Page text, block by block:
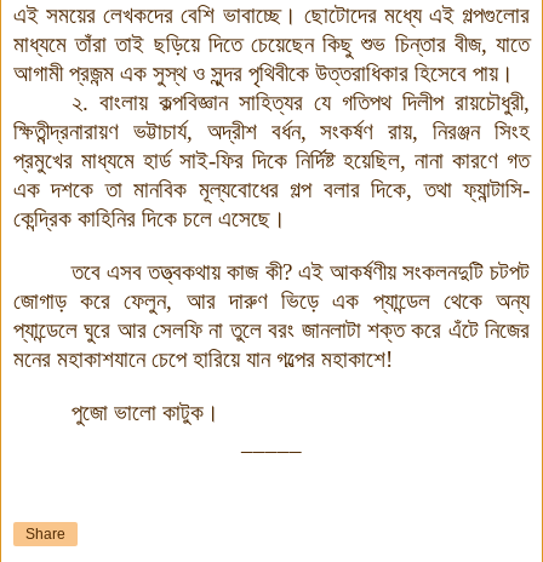
এই সময়ের লেখকদের বেশি ভাবাচ্ছে। ছোটোদের মধ্যে এই গল্পগুলোর
মাধ্যমে তাঁরা তাই ছড়িয়ে দিতে চেয়েছেন কিছু শুভ চিন্তার বীজ, যাতে
আগামী প্রজন্ম এক সুস্থ ও সুন্দর পৃথিবীকে উত্তরাধিকার হিসেবে পায়।
২. বাংলায় কল্পবিজ্ঞান সাহিত্যর যে গতিপথ দিলীপ রায়চৌধুরী,
ক্ষিতীন্দ্রনারায়ণ ভট্টাচার্য, অদ্রীশ বর্ধন, সংকর্ষণ রায়, নিরঞ্জন সিংহ
প্রমুখের মাধ্যমে হার্ড সাই-ফির দিকে নির্দিষ্ট হয়েছিল, নানা কারণে গত
এক দশকে তা মানবিক মূল্যবোধের গল্প বলার দিকে, তথা ফ্যান্টাসি-
কেন্দ্রিক কাহিনির দিকে চলে এসেছে।
তবে এসব তত্ত্বকথায় কাজ কী? এই আকর্ষণীয় সংকলনদুটি চটপট
জোগাড় করে ফেলুন, আর দারুণ ভিড়ে এক প্যান্ডেল থেকে অন্য
প্যান্ডেলে ঘুরে আর সেলফি না তুলে বরং জানলাটা শক্ত করে এঁটে নিজের
মনের মহাকাশযানে চেপে হারিয়ে যান গল্পের মহাকাশে!
পুজো ভালো কাটুক।
Share